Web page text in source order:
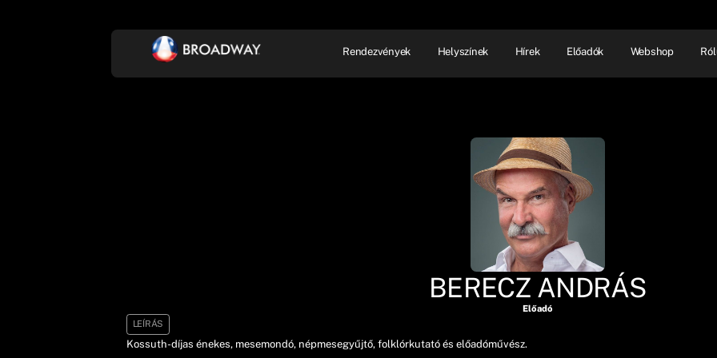
Rendezvények Helyszínek Hírek Előadók Webshop
BERECZ ANDRÁS
Előadó
LEÍRÁS
Kossuth-díjas énekes, mesemondó, népmesegyűjtő, folklórkutató és előadóművész.